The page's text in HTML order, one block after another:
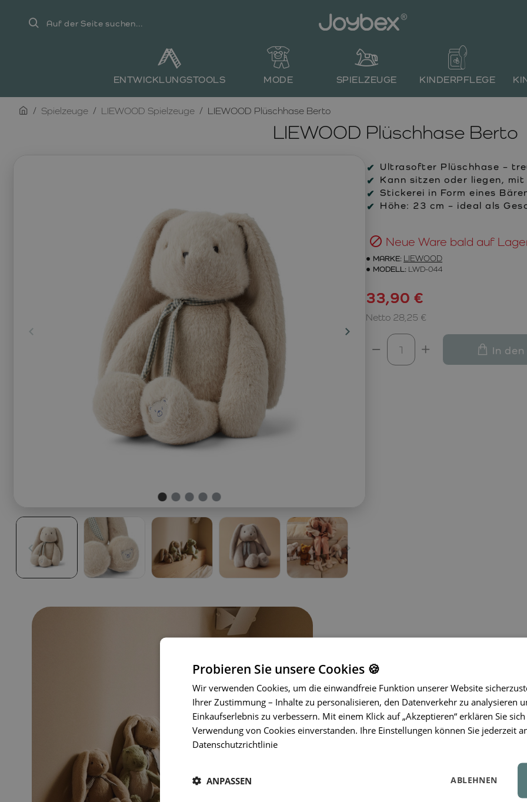
Auf
ENTWICKLUNGSTOOLS MODE SPIELZEUGE KINDERPFLEGE
LIEWOOD Plüschhase Berto
homeSpielzeuge LIEWOOD Spielzeuge LIEWOOD Plüschhase Berto
Ultrasofter Plüschhase –
Kann sitzen oder liegen,
Stickerei in Form eines
Höhe: 23 cm – ideal als
Neue Ware bald auf
MARKE: LIEWOOD
MODELL: LWD-044
33,90 €
Netto 28,25 €
In
Der Hase Berto aus besonders
von klein auf begleitet. Er besteht
kann dank seiner Form sitzen oder
Kleinkinder, die ihren ersten
Probieren Sie unsere Cookies 🍪
Wir verwenden Cookies, um die einwandfreie Funktion unserer Website
Ihrer Zustimmung – Inhalte zu personalisieren, den Datenverkehr zu analysieren
Einkaufserlebnis zu verbessern. Mit einem Klick auf „Akzeptieren“ erklären Sie
Verwendung von Cookies einverstanden. Ihre Einstellungen können Sie jederzeit
Datenschutzrichtlinie
ABLEHNEN
ANPASSEN